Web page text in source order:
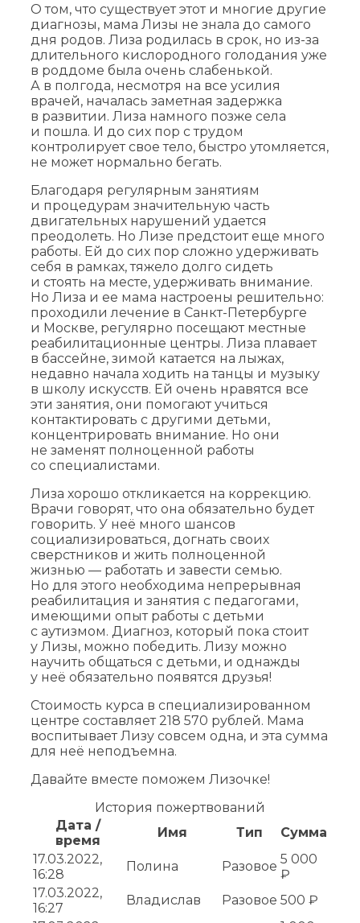
О том, что существует этот и многие другие
диагнозы, мама Лизы не знала до самого
дня родов. Лиза родилась в срок, но из-за
длительного кислородного голодания уже
в роддоме была очень слабенькой.
А в полгода, несмотря на все усилия
врачей, началась заметная задержка
в развитии. Лиза намного позже села
и пошла. И до сих пор с трудом
контролирует свое тело, быстро утомляется,
не может нормально бегать.
Благодаря регулярным занятиям
и процедурам значительную часть
двигательных нарушений удается
преодолеть. Но Лизе предстоит еще много
работы. Ей до сих пор сложно удерживать
себя в рамках, тяжело долго сидеть
и стоять на месте, удерживать внимание.
Но Лиза и ее мама настроены решительно:
проходили лечение в Санкт-Петербурге
и Москве, регулярно посещают местные
реабилитационные центры. Лиза плавает
в бассейне, зимой катается на лыжах,
недавно начала ходить на танцы и музыку
в школу искусств. Ей очень нравятся все
эти занятия, они помогают учиться
контактировать с другими детьми,
концентрировать внимание. Но они
не заменят полноценной работы
со специалистами.
Лиза хорошо откликается на коррекцию.
Врачи говорят, что она обязательно будет
говорить. У неё много шансов
социализироваться, догнать своих
сверстников и жить полноценной
жизнью — работать и завести семью.
Но для этого необходима непрерывная
реабилитация и занятия с педагогами,
имеющими опыт работы с детьми
с аутизмом. Диагноз, который пока стоит
у Лизы, можно победить. Лизу можно
научить общаться с детьми, и однажды
у неё обязательно появятся друзья!
Стоимость курса в специализированном
центре составляет 218 570 рублей. Мама
воспитывает Лизу совсем одна, и эта сумма
для неё неподъемна.
Давайте вместе поможем Лизочке!
История пожертвований
Дата /
время
Имя Тип
Сумма
17.03.2022,
16:28
Полина Разовое 5 000
₽
17.03.2022,
16:27
Владислав Разовое 500 ₽